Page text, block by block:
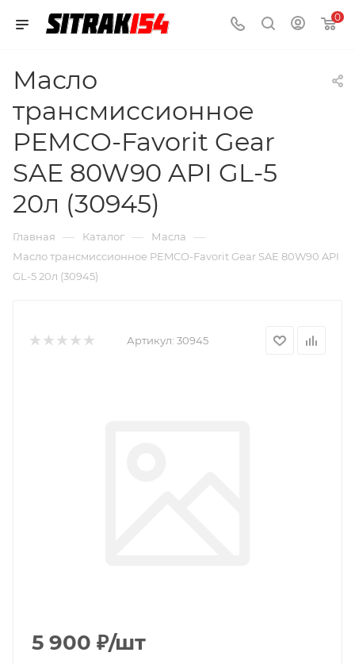
0
Масло
трансмиссионное
PEMCO-Favorit Gear
SAE 80W90 API GL-5
20л (30945)
Главная — Каталог — Масла —
Масло трансмиссионное PEMCO-Favorit Gear SAE 80W90 API
GL-5 20л (30945)
Артикул: 30945
5 900 ₽/шт